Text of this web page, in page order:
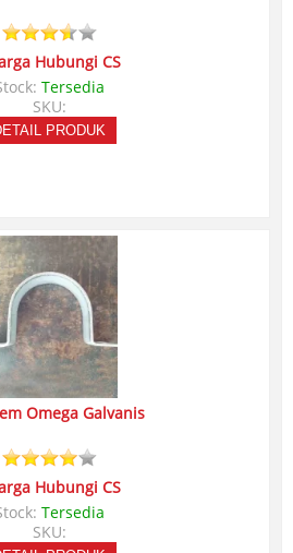
Hubungi CS
Tersedia
SKU:
PRODUK
Omega Galvanis
Hubungi CS
Tersedia
SKU: